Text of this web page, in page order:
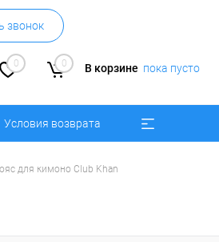
звонок
0 0 В корзине пока пусто
Условия возврата
для кимоно Club Khan